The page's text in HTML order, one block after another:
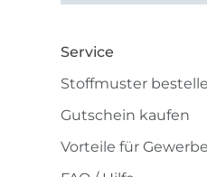
Service
Stoffmuster
Gutschein kaufen
Vorteile für